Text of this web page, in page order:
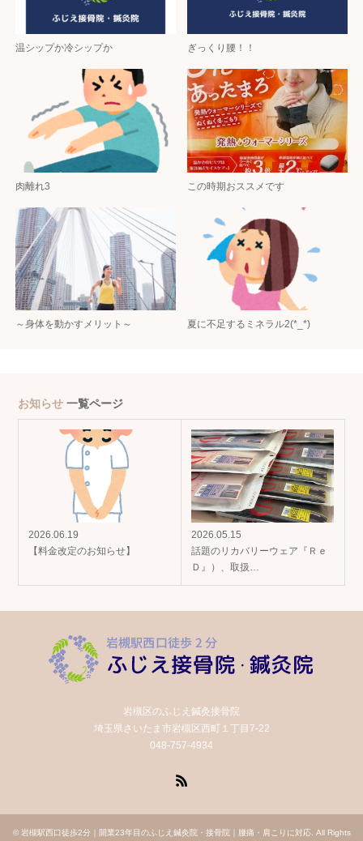
温シップか冷シップか ぎっくり腰！！
肉離れ3 この時期おススメです
～身体を動かすメリット～ 夏に不足するミネラル2(*_*)
お知らせ 一覧ページ
2026.06.19
【料金改定のお知らせ】
2026.05.15
話題のリカバリーウェア『Ｒｅ
Ｄ』）、取扱…
岩槻区のふじえ鍼灸接骨院
埼玉県さいたま市岩槻区西町１丁目7‐22
048-757-4934
© 岩槻駅西口徒歩2分｜開業23年目のふじえ鍼灸院・接骨院｜腰痛・肩こりに対応. All Rights